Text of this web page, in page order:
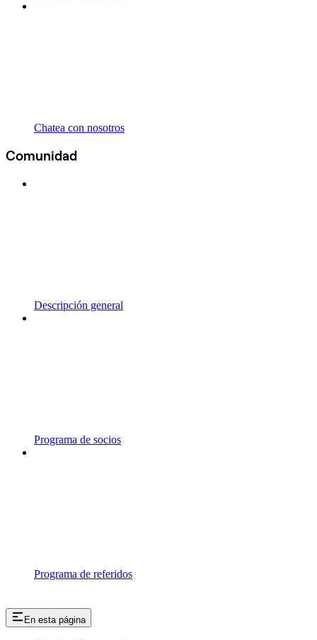
Chatea con nosotros
Comunidad
Descripción general
Programa de socios
Programa de referidos
En esta página